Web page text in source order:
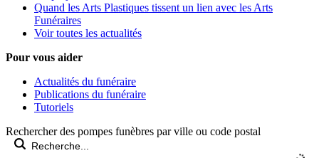
Quand les Arts Plastiques tissent un lien avec les Arts
Funéraires
Voir toutes les actualités
Pour vous aider
Actualités du funéraire
Publications du funéraire
Tutoriels
Rechercher des pompes funèbres par ville ou code postal